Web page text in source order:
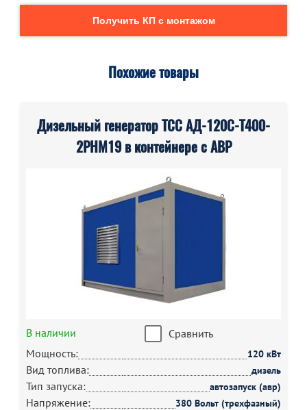
Получить КП с монтажом
Похожие товары
Дизельный генератор ТСС АД-120С-Т400-
2РНМ19 в контейнере с АВР
В наличии
Сравнить
Мощность:
120 кВт
Вид топлива: дизель
Тип запуска: автозапуск (авр)
Напряжение: 380 Вольт (трехфазный)